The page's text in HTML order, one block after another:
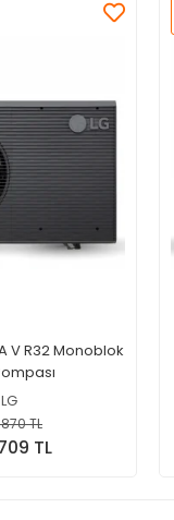
V R32 Monoblok
LG
TL
TL